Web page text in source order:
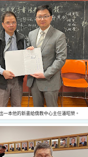
一本他的新書給僑教中心主任潘昭榮。